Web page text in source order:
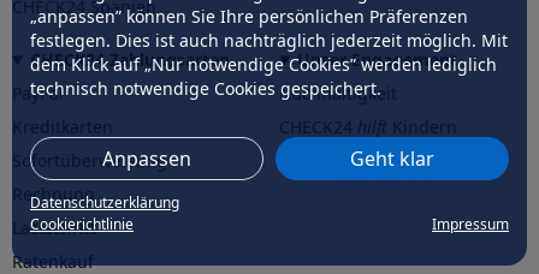
„anpassen” können Sie Ihre persönlichen Präferenzen
festlegen. Dies ist auch nachträglich jederzeit möglich. Mit
dem Klick auf „Nur notwendige Cookies” werden lediglich
technisch notwendige Cookies gespeichert.
Anpassen Geht klar
Datenschutzerklärung
Cookierichtlinie
Impressum
CHECK24 Spanien
CHECK24 Zahlungsarten
PayPal
Sofortüberweisung
Rechnung
Lastschrift
Ratenkauf
Unser Engagement
Nachhaltigkeit
CHECK24hilftder Natur